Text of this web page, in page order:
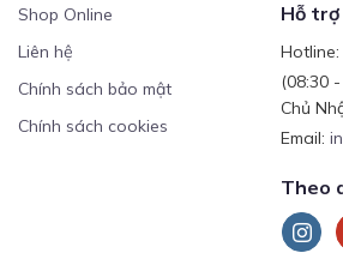
Shop Online
Liên hệ
Chính sách bảo mật
Chính sách cookies
Hỗ trợ
Hotline:
(08:30
Chủ
Email:
Theo